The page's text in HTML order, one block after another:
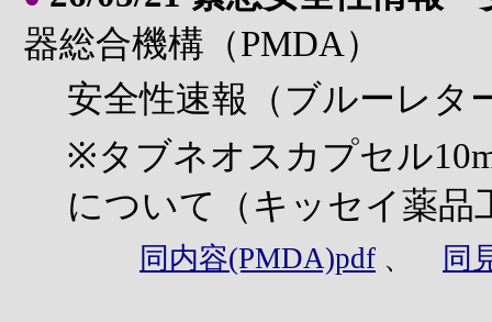
器総合機構（PMDA）
安全性速報（ブルーレタ
※タブネオスカプセル
について（キッセイ薬品
同内容(PMDA)pdf 、 同